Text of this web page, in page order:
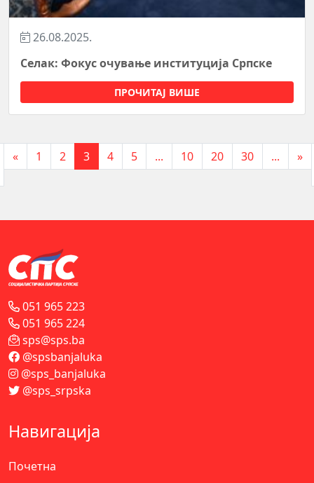
26.08.2025.
Селак: Фокус очување институција Српске
ПРОЧИТАЈ ВИШЕ
« 1 2 3 4 5 ... 10 20 30 ... »
051 965 223
051 965 224
sps@sps.ba
@spsbanjaluka
@sps_banjaluka
@sps_srpska
Навигација
Почетна